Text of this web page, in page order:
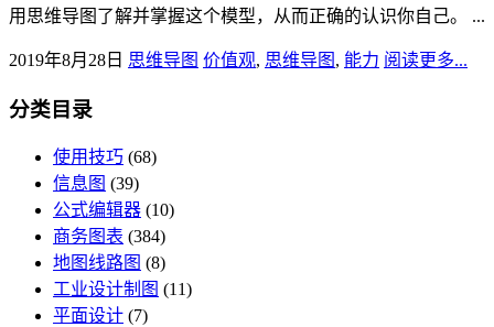
用思维导图了解并掌握这个模型，从而正确的认识你自己。 ...
2019年8月28日 思维导图 价值观, 思维导图 , 能力 阅读更多...
分类目录
使用技巧 (68)
信息图 (39)
公式编辑器 (10)
商务图表 (384)
地图线路图 (8)
工业设计制图 (11)
平面设计 (7)